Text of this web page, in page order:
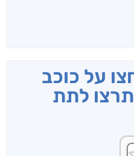
על כוכב
לתת